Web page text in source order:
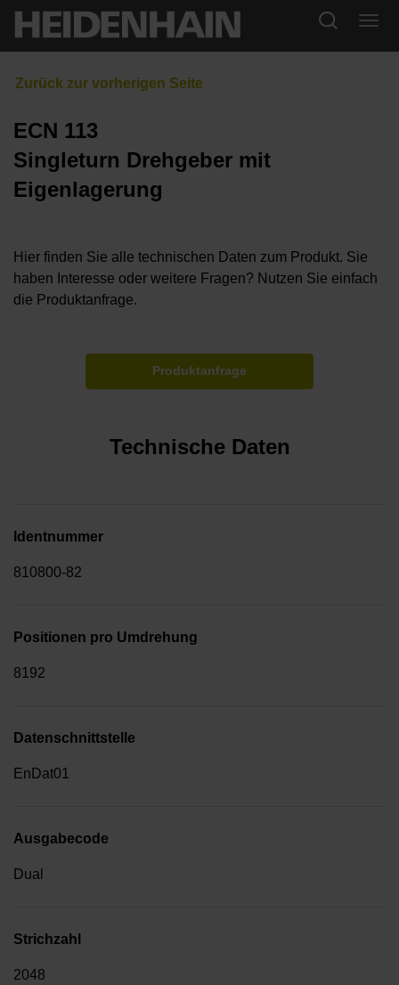
ECN 113
Singleturn Drehgeber mit
Eigenlagerung
Hier finden Sie alle technischen Daten zum Produkt. Sie
haben Interesse oder weitere Fragen? Nutzen Sie einfach
die Produktanfrage.
Produktanfrage
Technische Daten
Identnummer
810800-82
Positionen pro Umdrehung
8192
Datenschnittstelle
EnDat01
Ausgabecode
Dual
Strichzahl
2048